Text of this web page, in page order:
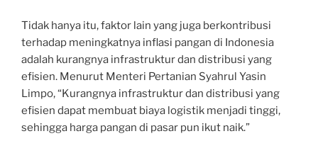
Tidak hanya itu, faktor lain yang juga berkontribusi
terhadap meningkatnya inflasi pangan di Indonesia
adalah kurangnya infrastruktur dan distribusi yang
efisien. Menurut Menteri Pertanian Syahrul Yasin
Limpo, “Kurangnya infrastruktur dan distribusi yang
efisien dapat membuat biaya logistik menjadi tinggi,
sehingga harga pangan di pasar pun ikut naik.”